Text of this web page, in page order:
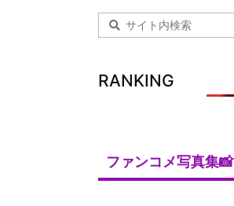
RANKING
ファンコメ写真集📸